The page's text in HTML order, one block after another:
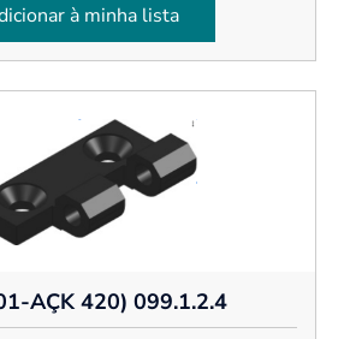
à minha lista
AÇK 420) 099.1.2.4